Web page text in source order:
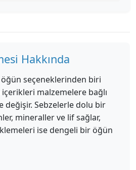
Hakkında
öğün seçeneklerinden biri
malzemelere bağlı
değişir. Sebzelerle dolu bir
mineraller ve lif sağlar,
ise dengeli bir öğün